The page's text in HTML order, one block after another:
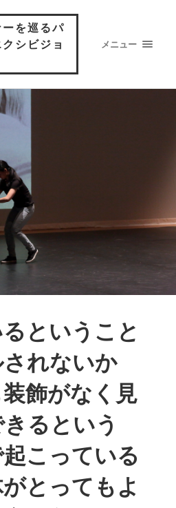
を巡るパ
シビジョ
メニュー
るということ
れないか
飾がなく見
るという
こっている
とってもよ